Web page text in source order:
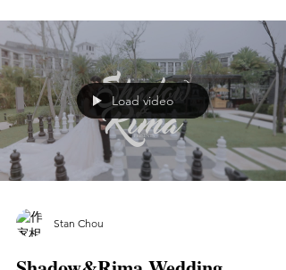
Load video
Stan Chou